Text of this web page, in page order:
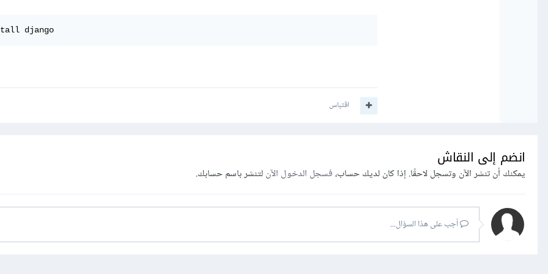
django
اقتباس
انضم إلى النقاش
يمكنك أن تنشر الآن وتسجل لاحقًا. إذا كان لديك حساب،فسجل الدخول الآنلتنشر باسم حسابك.
أجب على هذا السؤال...